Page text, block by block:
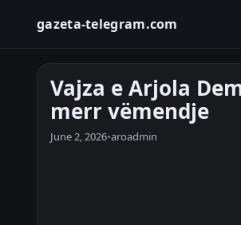
gazeta-telegram.com
Vajza e Arjola
merr vëmendje
June 2, 2026•aroadmin